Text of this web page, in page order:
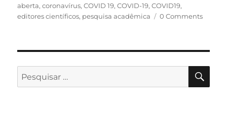
em
aberta,coronavírus,COVID 19,COVID-19,COVID19,
editores científicos, pesquisa acadêmica 0 Comments
Pesquisar
por: